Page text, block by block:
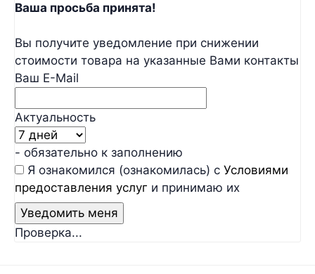
Ваша просьба принята!
Вы получите уведомление при снижении
стоимости товара на указанные Вами контакты
Ваш E-Mail
Актуальность
- обязательно к заполнению
Я ознакомился (ознакомилась) с Условиями
предоставления услуг и принимаю их
Проверка...